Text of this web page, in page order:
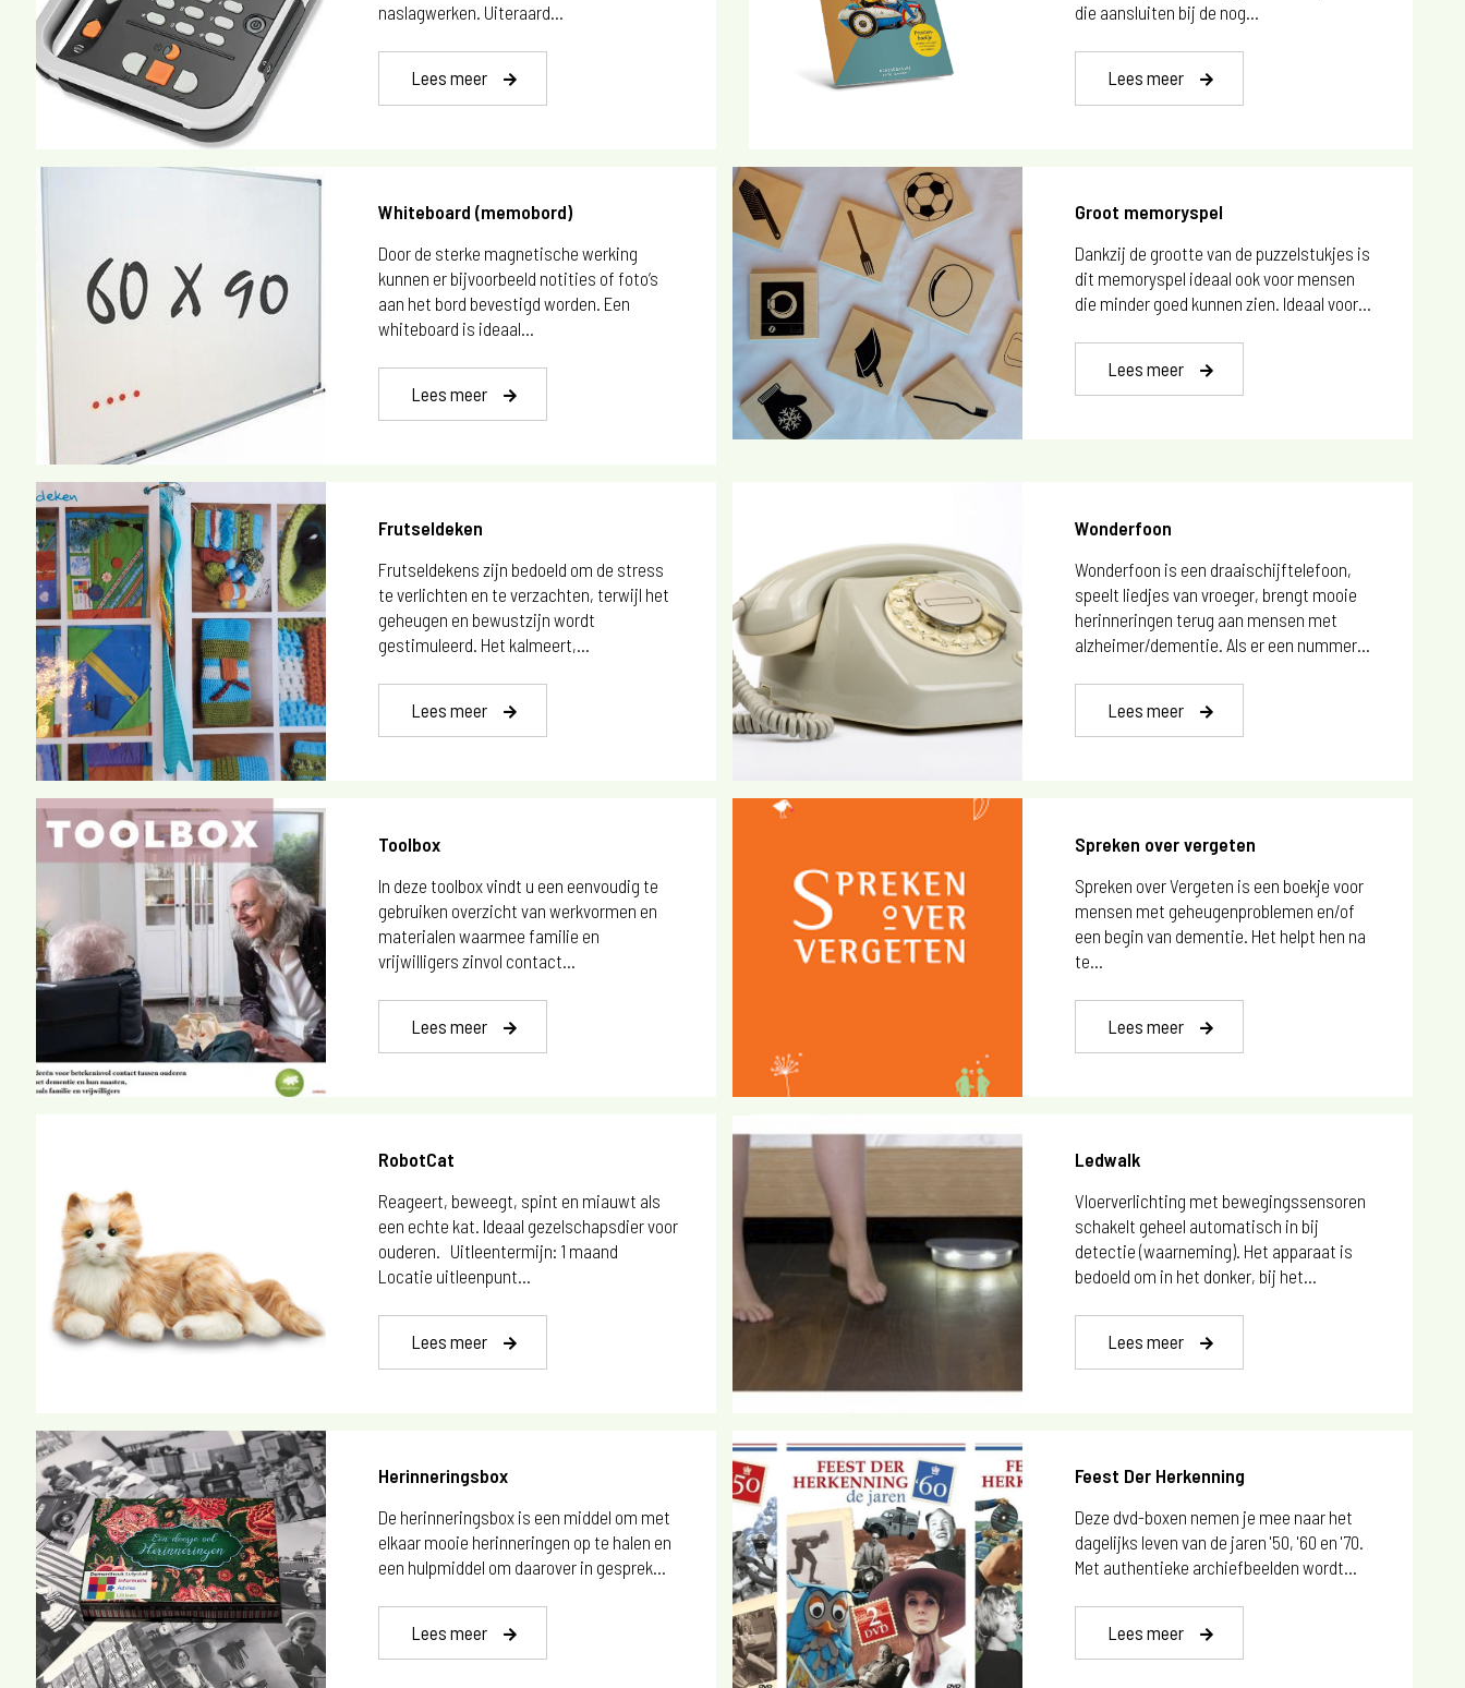
naslagwerken. Uiteraard...
Lees meer
die aansluiten bij de nog...
Lees meer
Whiteboard (memobord)
Door de sterke magnetische werking
kunnen er bijvoorbeeld notities of foto’s
aan het bord bevestigd worden. Een
whiteboard is ideaal...
Lees meer
Groot memoryspel
Dankzij de grootte van de puzzelstukjes is
dit memoryspel ideaal ook voor mensen
die minder goed kunnen zien. Ideaal voor...
Lees meer
Frutseldeken
Frutseldekens zijn bedoeld om de stress
te verlichten en te verzachten, terwijl het
geheugen en bewustzijn wordt
gestimuleerd. Het kalmeert,...
Lees meer
Wonderfoon
Wonderfoon is een draaischijftelefoon,
speelt liedjes van vroeger, brengt mooie
herinneringen terug aan mensen met
alzheimer/dementie. Als er een nummer...
Lees meer
Toolbox
In deze toolbox vindt u een eenvoudig te
gebruiken overzicht van werkvormen en
materialen waarmee familie en
vrijwilligers zinvol contact...
Lees meer
Spreken over vergeten
Spreken over Vergeten is een boekje voor
mensen met geheugenproblemen en/of
een begin van dementie. Het helpt hen na
te...
Lees meer
RobotCat
Reageert, beweegt, spint en miauwt als
een echte kat. Ideaal gezelschapsdier voor
ouderen. Uitleentermijn: 1 maand
Locatie uitleenpunt...
Lees meer
Ledwalk
Vloerverlichting met bewegingssensoren
schakelt geheel automatisch in bij
detectie (waarneming). Het apparaat is
bedoeld om in het donker, bij het...
Lees meer
Herinneringsbox
De herinneringsbox is een middel om met
elkaar mooie herinneringen op te halen en
een hulpmiddel om daarover in gesprek...
Lees meer
Feest Der Herkenning
Deze dvd-boxen nemen je mee naar het
dagelijks leven van de jaren '50, '60 en '70.
Met authentieke archiefbeelden wordt...
Lees meer